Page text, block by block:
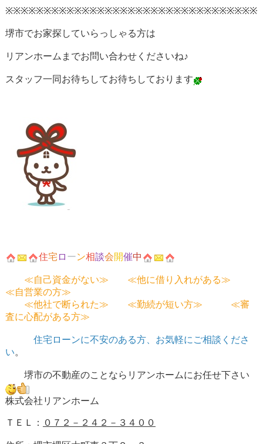
堺市でお家探していらっしゃる方は
リアンホームまでお問い合わせくださいね♪
スタッフ一同お待ちしてお待ちしております
住宅 ロ ーン相談会開催中
≪自己資金がない≫ ≪他に借り入れがある≫
≪自営業の方≫
≪他社で断られた≫ ≪勤続が短い方≫ ≪審
査に心配がある方≫
住宅ローンに不安のある方、お気軽にご相談くださ
い。
堺市の不動産のことならリアンホームにお任せ下さい
株式会社リアンホーム
ＴＥＬ： ０７２－２４２－３４００